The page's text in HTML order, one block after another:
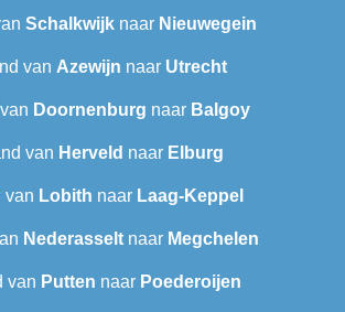
Schalkwijk naar Nieuwegein
van Azewijn naar Utrecht
Doornenburg naar Balgoy
van Herveld naar Elburg
van Lobith naar Laag-Keppel
Nederasselt naar Megchelen
van Putten naar Poederoijen